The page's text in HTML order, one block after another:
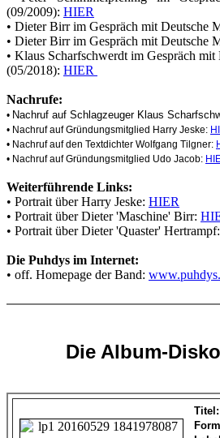
(09/2009): HIER
• Dieter Birr im Gespräch mit Deutsche
• Dieter Birr im Gespräch mit Deutsche
• Klaus Scharfschwerdt im Gespräch mit
(05/2018): HIER
Nachrufe:
• Nachruf auf Schlagzeuger Klaus
• Nachruf auf Gründungsmitglied Harry Jeske:
• Nachruf auf den Textdichter Wolfgang Tilgner:
• Nachruf auf Gründungsmitglied Udo Jacob:
Weiterführende Links:
• Portrait über Harry Jeske: HIER
• Portrait über Dieter 'Maschine' Birr:
• Portrait über Dieter 'Quaster' Hertrampf:
Die Puhdys im Internet:
• off. Homepage der Band:
Die Album-
Titel: